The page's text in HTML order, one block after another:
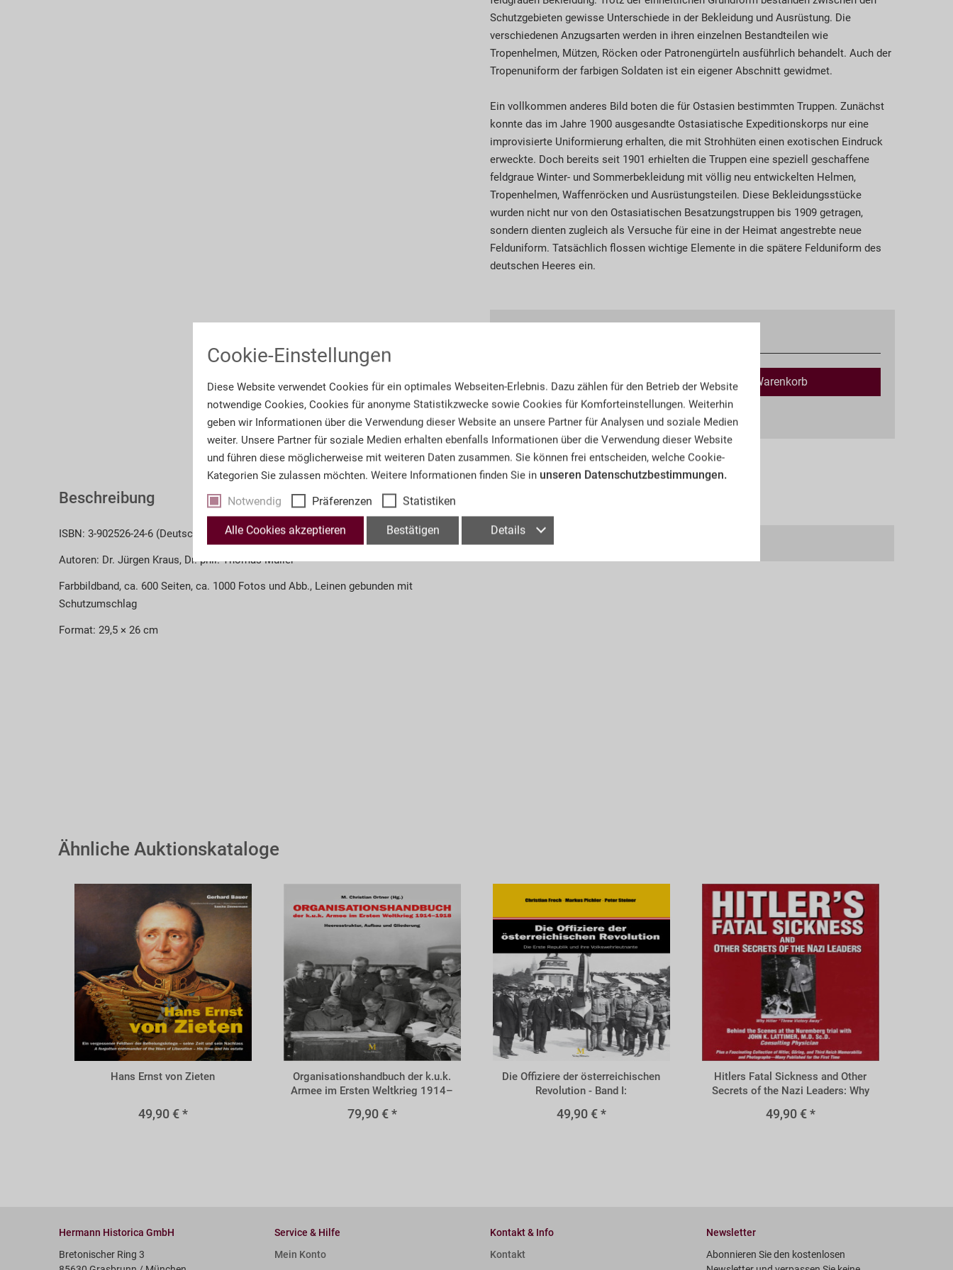
Schutzgebieten gewisse Unterschiede in der Bekleidung und Ausrüstung. Die
verschiedenen Anzugsarten werden in ihren einzelnen Bestandteilen wie
Tropenhelmen, Mützen, Röcken oder Patronengürteln ausführlich behandelt. Auch der
Tropenuniform der farbigen Soldaten ist ein eigener Abschnitt gewidmet.
Ein vollkommen anderes Bild boten die für Ostasien bestimmten Truppen. Zunächst
konnte das im Jahre 1900 ausgesandte Ostasiatische Expeditionskorps nur eine
improvisierte Uniformierung erhalten, die mit Strohhüten einen exotischen Eindruck
erweckte. Doch bereits seit 1901 erhielten die Truppen eine speziell geschaffene
feldgraue Winter- und Sommerbekleidung mit völlig neu entwickelten Helmen,
Tropenhelmen, Waffenröcken und Ausrüstungsteilen. Diese Bekleidungsstücke
wurden nicht nur von den Ostasiatischen Besatzungstruppen bis 1909 getragen,
sondern dienten zugleich als Versuche für eine in der Heimat angestrebte neue
Felduniform. Tatsächlich flossen wichtige Elemente in die spätere Felduniform des
deutschen Heeres ein.
In den Warenkorb
*inkl. MwSt. zzgl. Versandkosten
Beschreibung
ISBN: 3-902526-24-6 (Deutsch)
Autoren: Dr. Jürgen Kraus, Dr. phil. Thomas Müller
Farbbildband, ca. 600 Seiten, ca. 1000 Fotos und Abb., Leinen gebunden mit
Schutzumschlag
Format: 29,5 × 26 cm
Artikel-Nr.:
Ähnliche Auktionskataloge
BZIE
Hans Ernst von Zieten
49,90 € *
BORG
Organisationshandbuch der k.u.k.
Armee im Ersten Weltkrieg 1914–
79,90 € *
BVOL
Die Offiziere der österreichischen
Revolution - Band I:
49,90 € *
BHFS
Hitlers Fatal Sickness and Other
Secrets of the Nazi Leaders: Why
49,90 € *
Hermann Historica GmbH
Bretonischer Ring 3
Service & Hilfe
Mein Konto
Kontakt & Info
Kontakt
Newsletter
Abonnieren Sie den kostenlosen
Cookie-Einstellungen
Diese Website verwendet Cookies für ein optimales Webseiten-Erlebnis. Dazu zählen für den Betrieb der Website
notwendige Cookies, Cookies für anonyme Statistikzwecke sowie Cookies für Komforteinstellungen. Weiterhin
geben wir Informationen über die Verwendung dieser Website an unsere Partner für Analysen und soziale Medien
weiter. Unsere Partner für soziale Medien erhalten ebenfalls Informationen über die Verwendung dieser Website
und führen diese möglicherweise mit weiteren Daten zusammen. Sie können frei entscheiden, welche Cookie-
Kategorien Sie zulassen möchten. Weitere Informationen finden Sie in unseren Datenschutzbestimmungen.
Notwendig
Präferenzen Statistiken
Alle Cookies akzeptieren Bestätigen Details